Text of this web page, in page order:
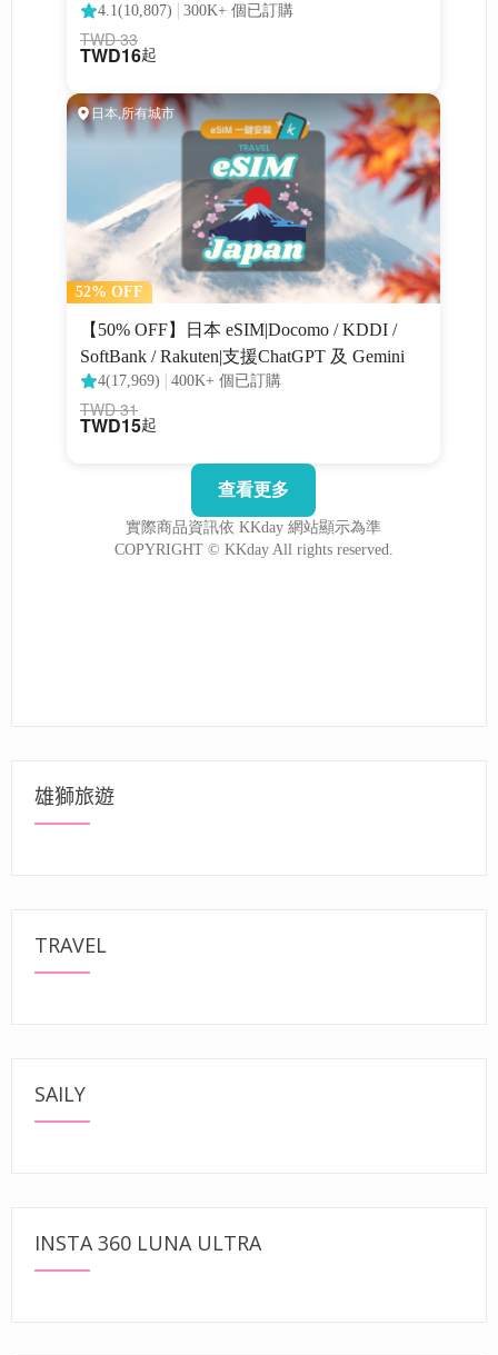
雄獅旅遊
TRAVEL
SAILY
INSTA 360 LUNA ULTRA